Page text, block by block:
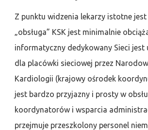
Z punktu widzenia lekarzy istotne
„obsługa” KSK jest minimalnie
informatyczny dedykowany Sieci
dla placówki sieciowej przez
Kardiologii (krajowy ośrodek
jest bardzo przyjazny i prosty w
koordynatorów i wsparcia
przejmuje przeszkolony personel